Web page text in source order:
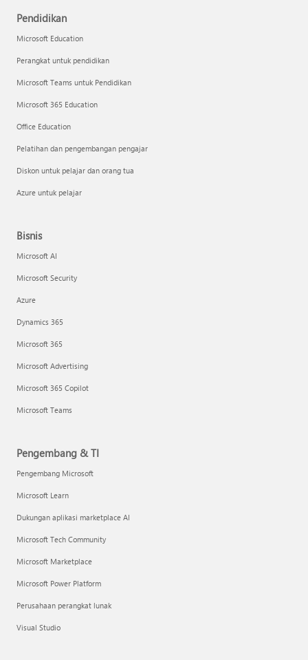
Pendidikan
Microsoft Education
Perangkat untuk pendidikan
Microsoft Teams untuk Pendidikan
Microsoft 365 Education
Office Education
Pelatihan dan pengembangan pengajar
Diskon untuk pelajar dan orang tua
Azure untuk pelajar
Bisnis
Microsoft AI
Microsoft Security
Azure
Dynamics 365
Microsoft 365
Microsoft Advertising
Microsoft 365 Copilot
Microsoft Teams
Pengembang & TI
Pengembang Microsoft
Microsoft Learn
Dukungan aplikasi marketplace AI
Microsoft Tech Community
Microsoft Marketplace
Microsoft Power Platform
Perusahaan perangkat lunak
Visual Studio